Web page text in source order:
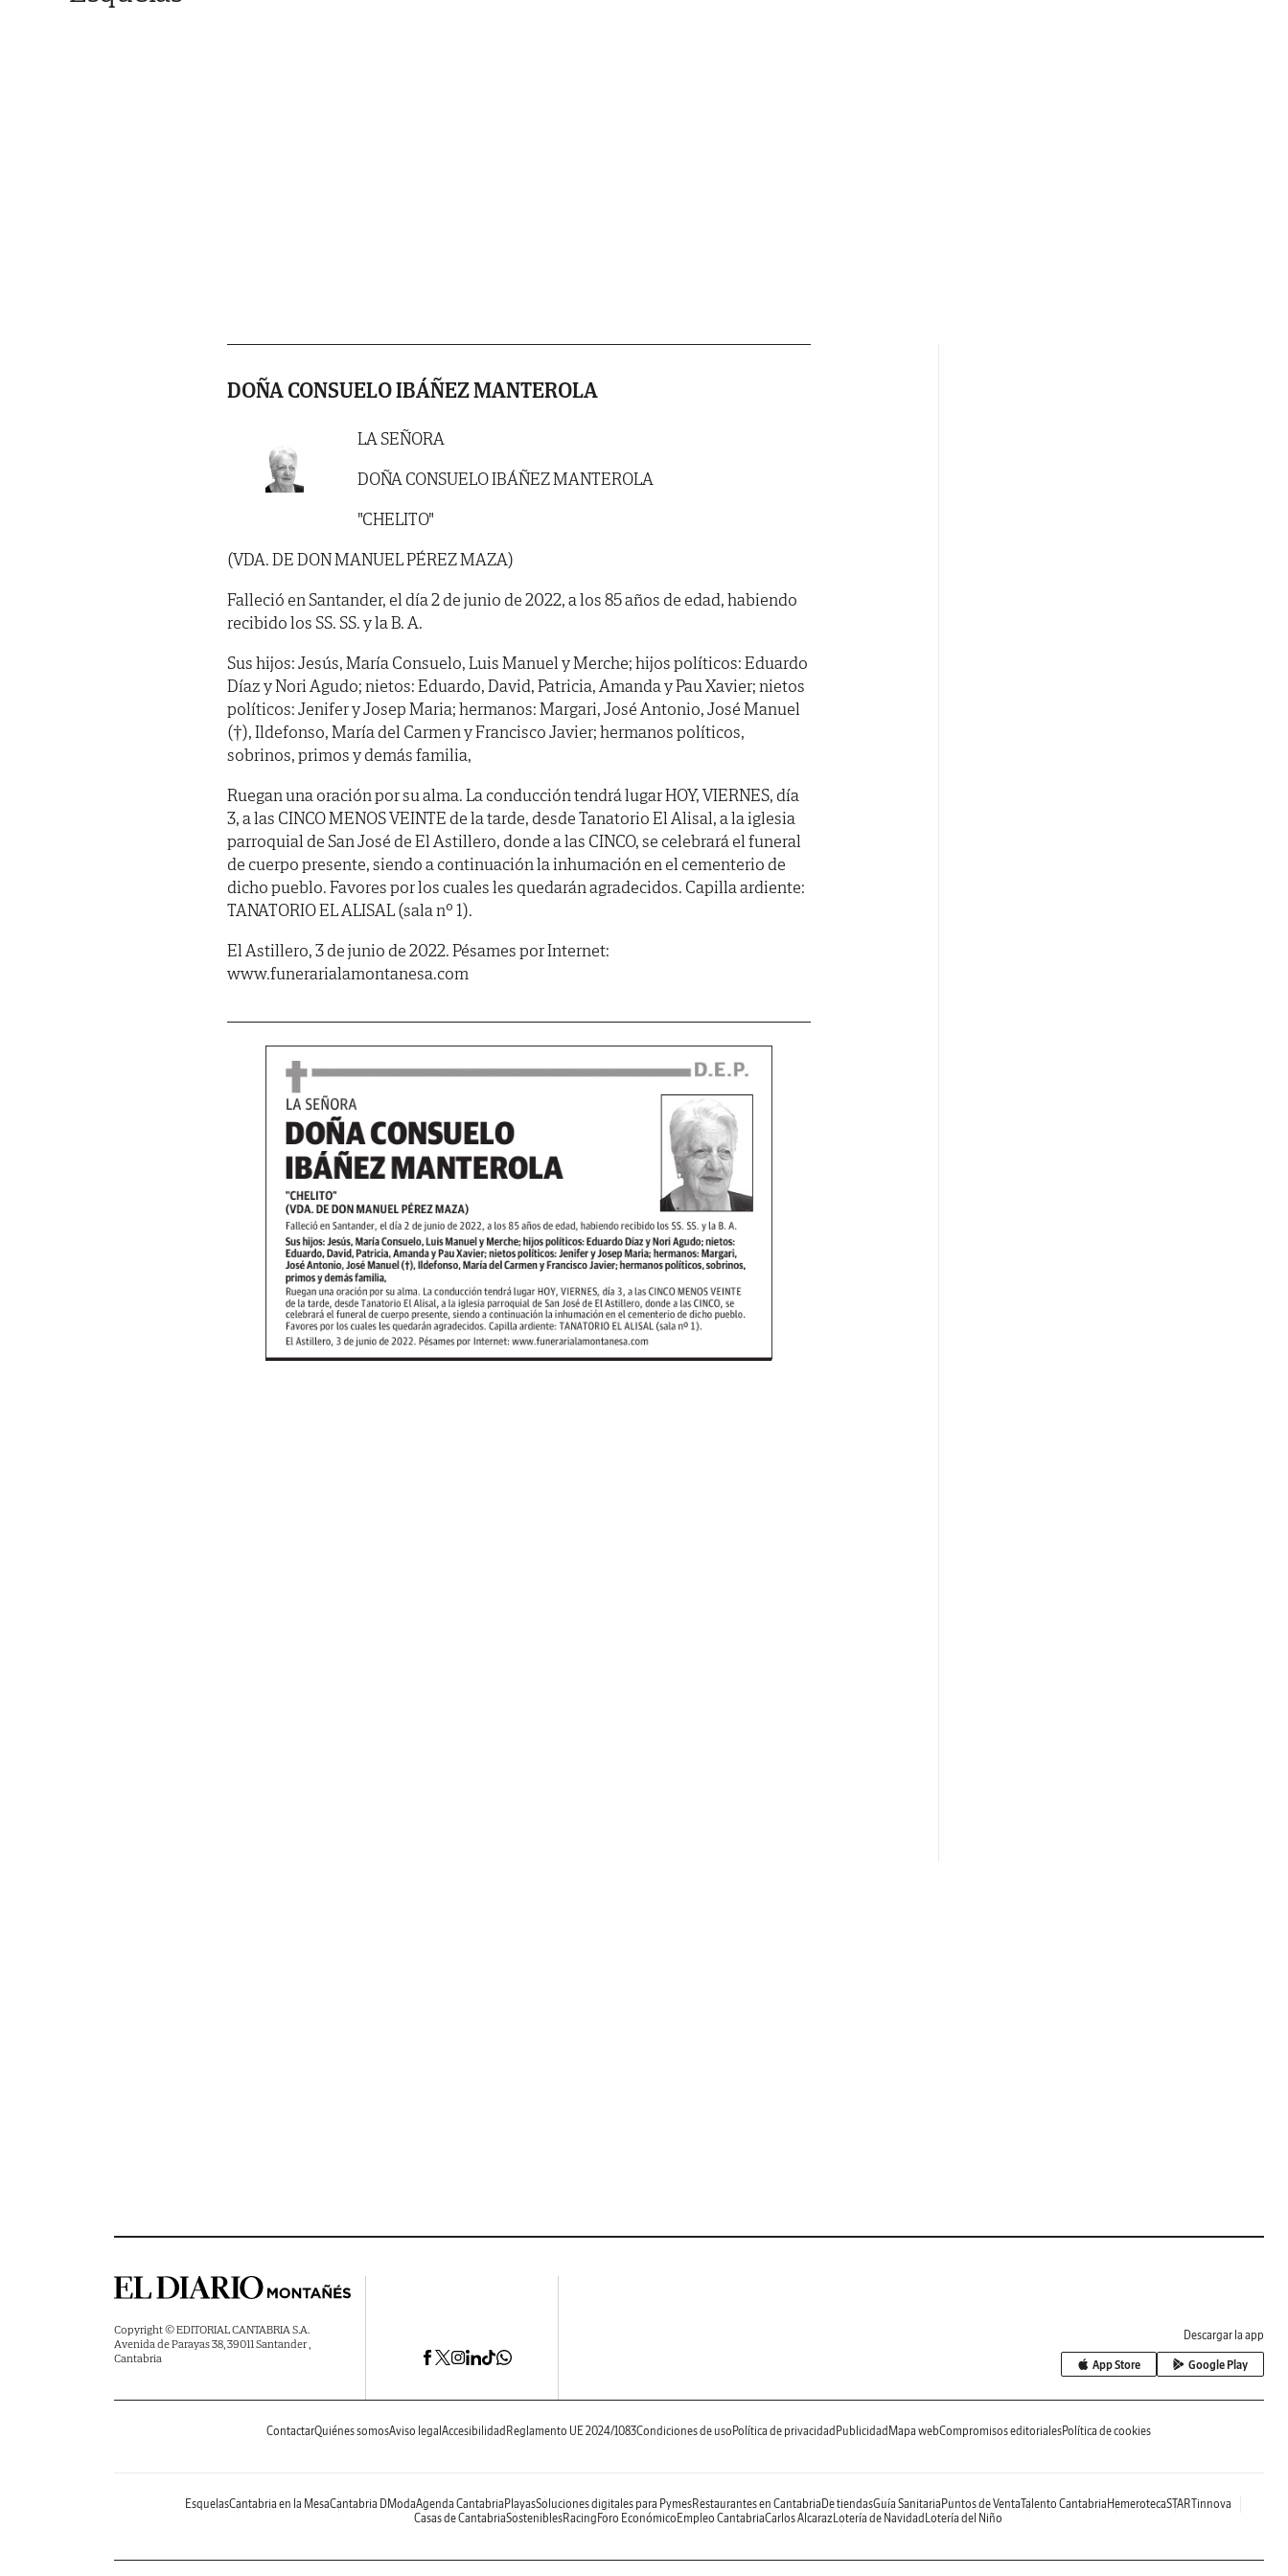
DOÑA CONSUELO IBÁÑEZ MANTEROLA
LA SEÑORA
DOÑA CONSUELO IBÁÑEZ MANTEROLA
"CHELITO"
(VDA. DE DON MANUEL PÉREZ MAZA)
Falleció en Santander, el día 2 de junio de 2022, a los 85 años de edad, habiendo
recibido los SS. SS. y la B. A.
Sus hijos: Jesús, María Consuelo, Luis Manuel y Merche; hijos políticos: Eduardo
Díaz y Nori Agudo; nietos: Eduardo, David, Patricia, Amanda y Pau Xavier; nietos
políticos: Jenifer y Josep Maria; hermanos: Margari, José Antonio, José Manuel
(†), Ildefonso, María del Carmen y Francisco Javier; hermanos políticos,
sobrinos, primos y demás familia,
Ruegan una oración por su alma. La conducción tendrá lugar HOY, VIERNES, día
3, a las CINCO MENOS VEINTE de la tarde, desde Tanatorio El Alisal, a la iglesia
parroquial de San José de El Astillero, donde a las CINCO, se celebrará el funeral
de cuerpo presente, siendo a continuación la inhumación en el cementerio de
dicho pueblo. Favores por los cuales les quedarán agradecidos. Capilla ardiente:
TANATORIO EL ALISAL (sala nº 1).
El Astillero, 3 de junio de 2022. Pésames por Internet:
www.funerarialamontanesa.com
Copyright © EDITORIAL CANTABRIA S.A.
Avenida de Parayas 38, 39011 Santander ,
Cantabria
Descargar la app
App Store Google Play
ContactarQuiénes somosAviso legal Accesibilidad Reglamento UE 2024/1083Condiciones de uso Política de privacidad Publicidad Mapa webCompromisos editorialesPolítica de cookies
EsquelasCantabria en la MesaCantabria DModaAgenda Cantabria PlayasSoluciones digitales para PymesRestaurantes en Cantabria De tiendasGuía Sanitaria Puntos de VentaTalento Cantabria HemerotecaSTARTinnova
Casas de CantabriaSosteniblesRacing Foro Económico Empleo CantabriaCarlos AlcarazLotería de Navidad Lotería del Niño